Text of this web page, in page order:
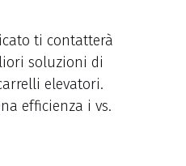
ti contatterà
soluzioni di
elevatori.
efficienza i vs.